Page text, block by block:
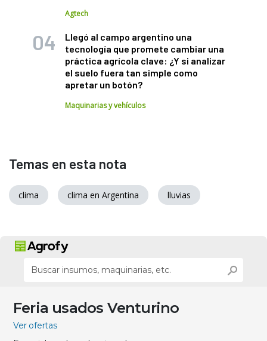
Agtech
Llegó al campo argentino una
tecnología que promete cambiar una
práctica agrícola clave: ¿Y si analizar
el suelo fuera tan simple como
apretar un botón?
Maquinarias y vehículos
Temas en esta nota
clima clima en Argentina lluvias
Feria usados Venturino
Ver ofertas